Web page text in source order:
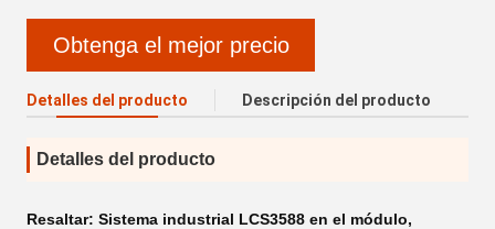
Obtenga el mejor precio
Detalles del producto Descripción del producto
Detalles del producto
Resaltar: Sistema industrial LCS3588 en el módulo,